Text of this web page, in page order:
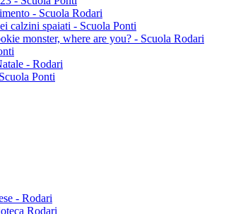
- Scuola Rodari
calzini spaiati - Scuola Ponti
monster, where are you? - Scuola Rodari
- Rodari
Ponti
- Rodari
Rodari